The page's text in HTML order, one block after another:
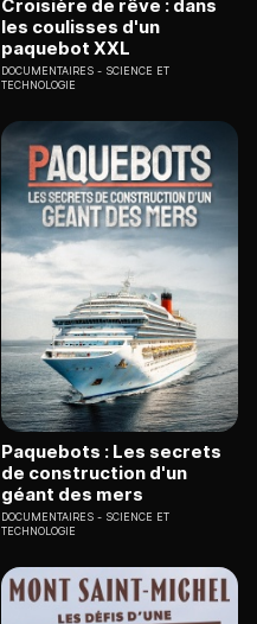
Croisière de rêve : dans
les coulisses d'un
paquebot XXL
DOCUMENTAIRES
SCIENCE ET
TECHNOLOGIE
Paquebots : Les secrets
de construction d'un
géant des mers
DOCUMENTAIRES
SCIENCE ET
TECHNOLOGIE